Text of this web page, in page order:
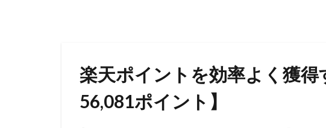
楽天ポイントを効率よく獲得
56,081ポイント】